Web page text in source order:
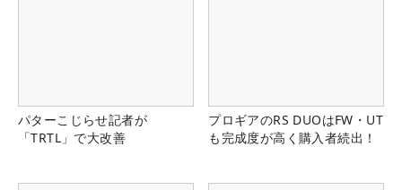
パターこじらせ記者が
「TRTL」で大改善
プロギアのRS DUOはFW・UT
も完成度が高く購入者続出！